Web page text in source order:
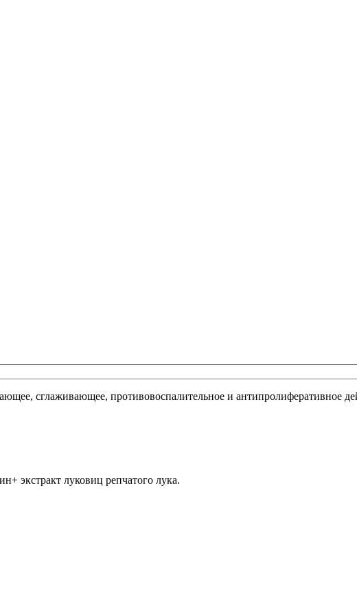
сглаживающее, противовоспалительное и антипролиферативное
экстракт луковиц репчатого лука.